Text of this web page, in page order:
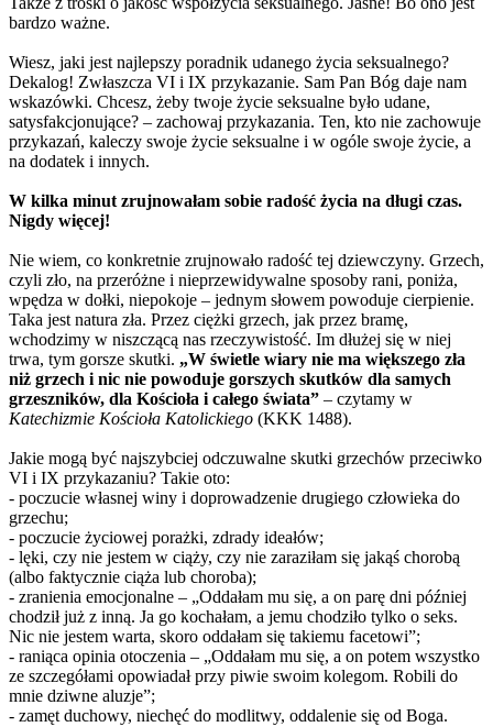
bardzo ważne.
Wiesz, jaki jest najlepszy poradnik udanego życia seksualnego?
Dekalog! Zwłaszcza VI i IX przykazanie. Sam Pan Bóg daje nam
wskazówki. Chcesz, żeby twoje życie seksualne było udane,
satysfakcjonujące? – zachowaj przykazania. Ten, kto nie zachowuje
przykazań, kaleczy swoje życie seksualne i w ogóle swoje życie, a
na dodatek i innych.
W kilka minut zrujnowałam sobie radość życia na długi czas.
Nigdy więcej!
Nie wiem, co konkretnie zrujnowało radość tej dziewczyny. Grzech,
czyli zło, na przeróżne i nieprzewidywalne sposoby rani, poniża,
wpędza w dołki, niepokoje – jednym słowem powoduje cierpienie.
Taka jest natura zła. Przez ciężki grzech, jak przez bramę,
wchodzimy w niszczącą nas rzeczywistość. Im dłużej się w niej
trwa, tym gorsze skutki. „W świetle wiary nie ma większego zła
niż grzech i nic nie powoduje gorszych skutków dla samych
grzeszników, dla Kościoła i całego świata” – czytamy w
Katechizmie Kościoła Katolickiego (KKK 1488).
Jakie mogą być najszybciej odczuwalne skutki grzechów przeciwko
VI i IX przykazaniu? Takie oto:
- poczucie własnej winy i doprowadzenie drugiego człowieka do
grzechu;
- poczucie życiowej porażki, zdrady ideałów;
- lęki, czy nie jestem w ciąży, czy nie zaraziłam się jakąś chorobą
(albo faktycznie ciąża lub choroba);
- zranienia emocjonalne – „Oddałam mu się, a on parę dni później
chodził już z inną. Ja go kochałam, a jemu chodziło tylko o seks.
Nic nie jestem warta, skoro oddałam się takiemu facetowi”;
- raniąca opinia otoczenia – „Oddałam mu się, a on potem wszystko
ze szczegółami opowiadał przy piwie swoim kolegom. Robili do
mnie dziwne aluzje”;
- zamęt duchowy, niechęć do modlitwy, oddalenie się od Boga.